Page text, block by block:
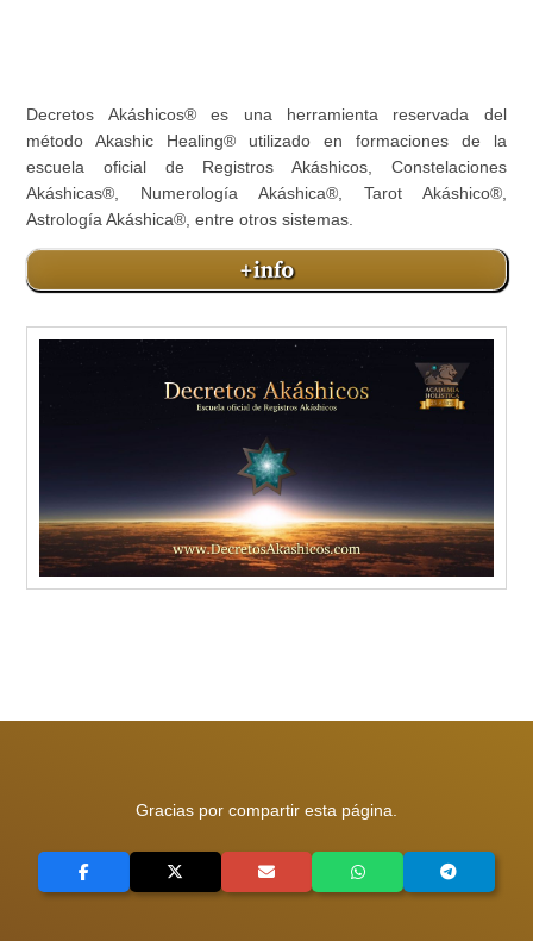
Decretos Akáshicos® es una herramienta reservada del
método Akashic Healing® utilizado en formaciones de la
escuela oficial de Registros Akáshicos, Constelaciones
Akáshicas®, Numerología Akáshica®, Tarot Akáshico®,
Astrología Akáshica®, entre otros sistemas.
Gracias por compartir esta página.